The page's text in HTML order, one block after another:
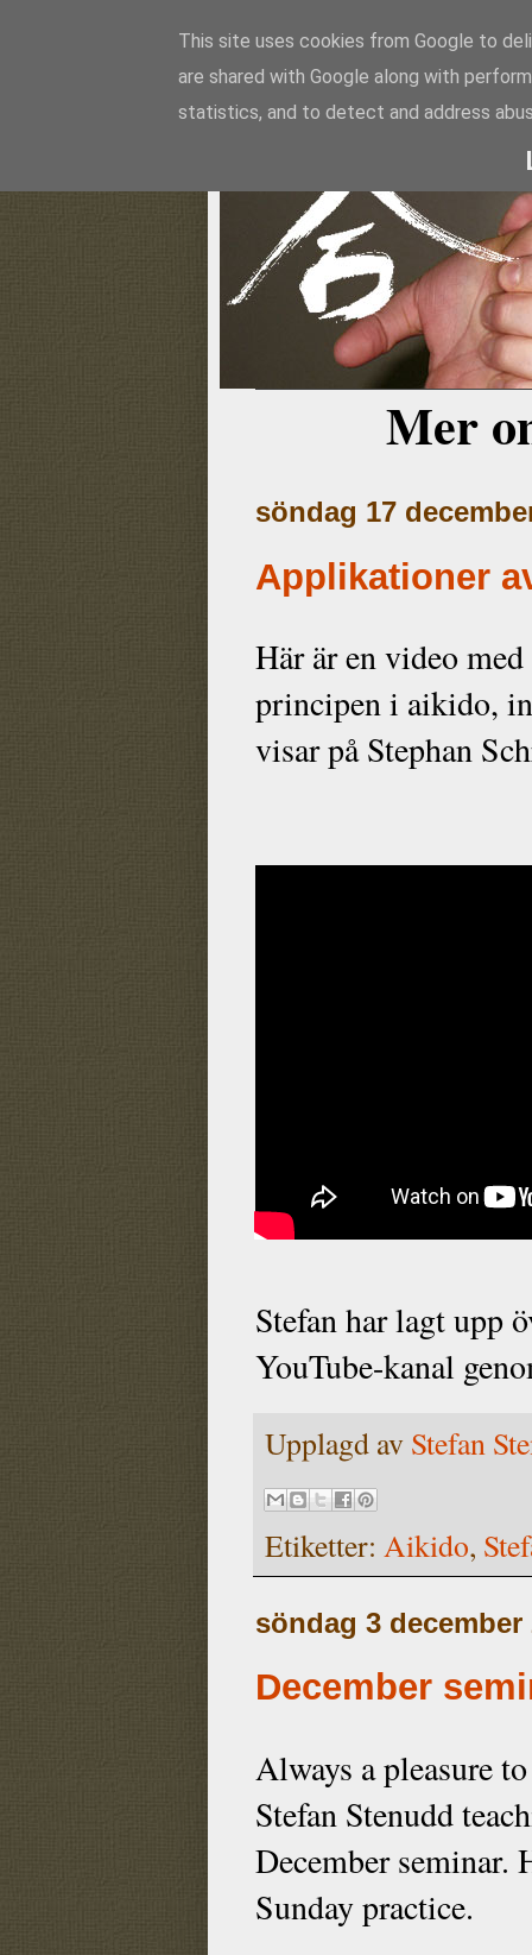
Aikido
Mer
söndag 17
Applikationer
Här är en video
principen i aikido,
visar på Stephan
Stefan har lagt upp
YouTube-kanal
Upplagd av Stefan
Etiketter: Aikido,
söndag 3 december
December
Always a pleasure
Stefan Stenudd
December seminar.
Sunday practice.
This site uses cookies from Google to
are shared with Google along with
statistics, and to detect and address